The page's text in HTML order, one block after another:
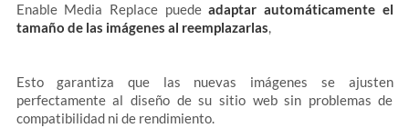
Enable Media Replace puedeadaptar automáticamente el
tamaño de las imágenes al reemplazarlas,
Esto garantiza que las nuevas imágenes se ajusten
perfectamente al diseño de su sitio web sin problemas de
compatibilidad ni de rendimiento.